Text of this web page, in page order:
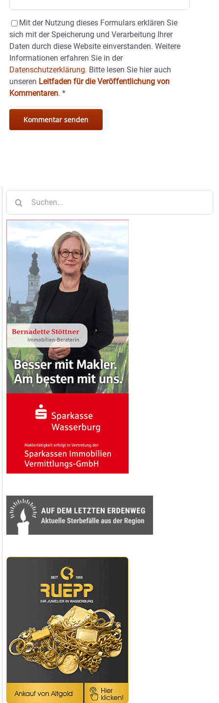
Mit der Nutzung dieses Formulars erklären Sie
sich mit der Speicherung und Verarbeitung Ihrer
Daten durch diese Website einverstanden. Weitere
Informationen erfahren Sie in der
Datenschutzerklärung. Bitte lesen Sie hier auch
unseren Leitfaden für die Veröffentlichung von
Kommentaren. *
nach: